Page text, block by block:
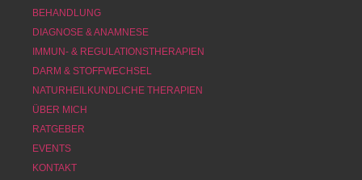
BEHANDLUNG
DIAGNOSE & ANAMNESE
IMMUN- & REGULATIONSTHERAPIEN
DARM & STOFFWECHSEL
NATURHEILKUNDLICHE THERAPIEN
ÜBER MICH
RATGEBER
EVENTS
KONTAKT